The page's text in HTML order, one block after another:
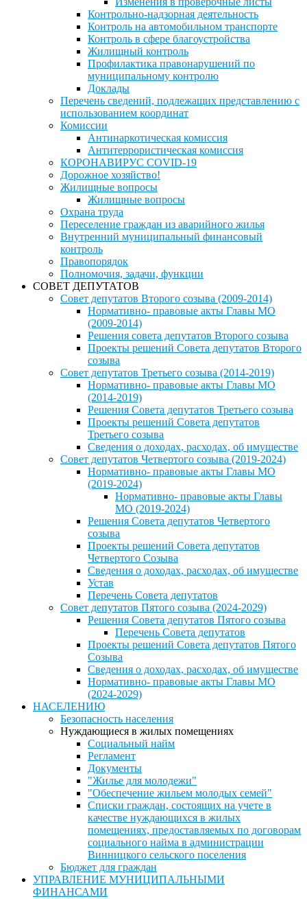
Контрольно-надзорная деятельность
Контроль на автомобильном транспорте
Контроль в сфере благоустройства
Жилищный контроль
Профилактика правонарушений по
муниципальному контролю
Доклады
Перечень сведений, подлежащих представлению с
использованием координат
Комиссии
Антинаркотическая комиссия
Антитеррористическая комиссия
КОРОНАВИРУС COVID-19
Дорожное хозяйство!
Жилищные вопросы
Жилищные вопросы
Охрана труда
Переселение граждан из аварийного жилья
Внутренний муниципальный финансовый
контроль
Правопорядок
Полномочия, задачи, функции
СОВЕТ ДЕПУТАТОВ
Совет депутатов Второго созыва (2009-2014)
Нормативно- правовые акты Главы МО
(2009-2014)
Решения совета депутатов Второго созыва
Проекты решений Совета депутатов Второго
созыва
Совет депутатов Третьего созыва (2014-2019)
Нормативно- правовые акты Главы МО
(2014-2019)
Решения Совета депутатов Третьего созыва
Проекты решений Совета депутатов
Третьего созыва
Сведения о доходах, расходах, об имуществе
Совет депутатов Четвертого созыва (2019-2024)
Нормативно- правовые акты Главы МО
(2019-2024)
Нормативно- правовые акты Главы
МО (2019-2024)
Решения Совета депутатов Четвертого
созыва
Проекты решений Совета депутатов
Четвертого Созыва
Сведения о доходах, расходах, об имуществе
Устав
Перечень Совета депутатов
Совет депутатов Пятого созыва (2024-2029)
Решения Совета депутатов Пятого созыва
Перечень Совета депутатов
Проекты решений Совета депутатов Пятого
Созыва
Сведения о доходах, расходах, об имуществе
Нормативно- правовые акты Главы МО
(2024-2029)
НАСЕЛЕНИЮ
Безопасность населения
Нуждающиеся в жилых помещениях
Социальный найм
Регламент
Документы
"Жилье для молодежи"
"Обеспечение жильем молодых семей"
Списки граждан, состоящих на учете в
качестве нуждающихся в жилых
помещениях, предоставляемых по договорам
социального найма в администрации
Винницкого сельского поселения
Бюджет для граждан
УПРАВЛЕНИЕ МУНИЦИПАЛЬНЫМИ
ФИНАНСАМИ